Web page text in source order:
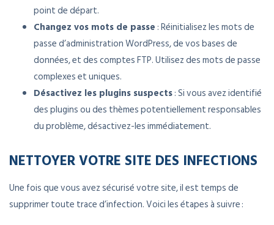
point de départ.
Changez vos mots de passe : Réinitialisez les mots de
passe d’administration WordPress, de vos bases de
données, et des comptes FTP. Utilisez des mots de passe
complexes et uniques.
Désactivez les plugins suspects: Si vous avez identifié
des plugins ou des thèmes potentiellement responsables
du problème, désactivez-les immédiatement.
NETTOYER VOTRE SITE DES INFECTIONS
Une fois que vous avez sécurisé votre site, il est temps de
supprimer toute trace d’infection. Voici les étapes à suivre :